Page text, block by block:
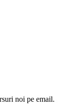
noi pe email.